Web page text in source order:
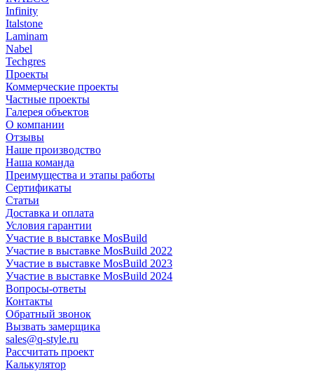
Infinity
Italstone
Laminam
Nabel
Techgres
Проекты
Коммерческие проекты
Частные проекты
Галерея объектов
О компании
Отзывы
Наше производство
Наша команда
Преимущества и этапы работы
Сертификаты
Статьи
Доставка и оплата
Условия гарантии
Участие в выставке MosBuild
Участие в выставке MosBuild 2022
Участие в выставке MosBuild 2023
Участие в выставке MosBuild 2024
Вопросы-ответы
Контакты
Обратный звонок
Вызвать замерщика
sales@q-style.ru
Рассчитать проект
Калькулятор